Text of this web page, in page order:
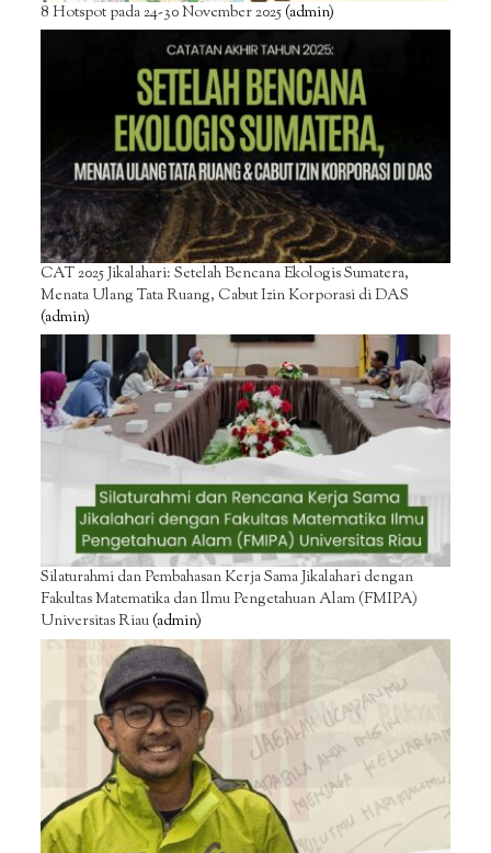
8 Hotspot pada 24-30 November 2025(admin)
CAT 2025 Jikalahari: Setelah Bencana Ekologis Sumatera,
Menata Ulang Tata Ruang, Cabut Izin Korporasi di DAS
(admin)
Silaturahmi dan Pembahasan Kerja Sama Jikalahari dengan
Fakultas Matematika dan Ilmu Pengetahuan Alam (FMIPA)
Universitas Riau(admin)